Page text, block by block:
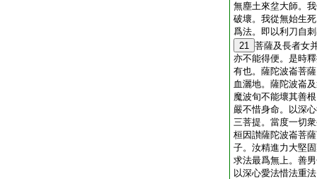
無塵土來坌大師。
破壞。我從無始生
爲法。即以利刀自
21 菩薩及長者女
亦不能得便。是時
有也。薩陀波崙菩
血灑地。薩陀波崙
魔波旬不能壞其善
嚴不惜身命。以深
三菩提。當度一切
桓因讃薩陀波崙菩
子。汝精進力大堅
求法最爲無上。善
以深心愛法惜法重